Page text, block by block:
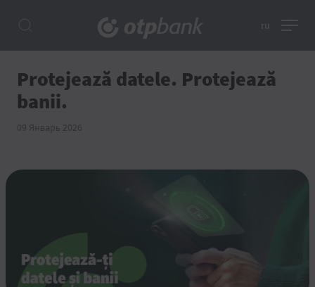
ru
Protejează datele. Protejează
banii.
09 Январь 2026